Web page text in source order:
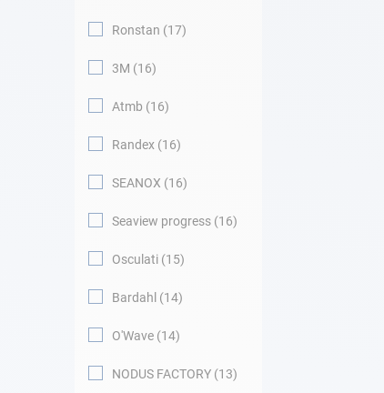
Ronstan 17
3M 16
Atmb 16
Randex 16
SEANOX 16
Seaview progress 16
Osculati 15
Bardahl 14
O'Wave 14
NODUS FACTORY 13